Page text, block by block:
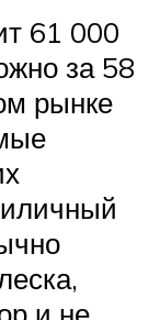
61 000
за 58
рынке